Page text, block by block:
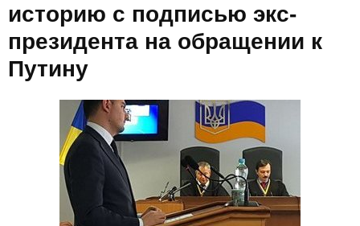
историю с подписью экс-
президента на обращении к
Путину